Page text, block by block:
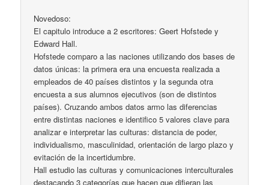
Novedoso:
El capitulo introduce a 2 escritores: Geert Hofstede y
Edward Hall.
Hofstede comparo a las naciones utilizando dos bases de
datos únicas: la primera era una encuesta realizada a
empleados de 40 países distintos y la segunda otra
encuesta a sus alumnos ejecutivos (son de distintos
países). Cruzando ambos datos armo las diferencias
entre distintas naciones e identifico 5 valores clave para
analizar e interpretar las culturas: distancia de poder,
individualismo, masculinidad, orientación de largo plazo y
evitación de la incertidumbre.
Hall estudio las culturas y comunicaciones interculturales
destacando 3 categorías que hacen que difieran las